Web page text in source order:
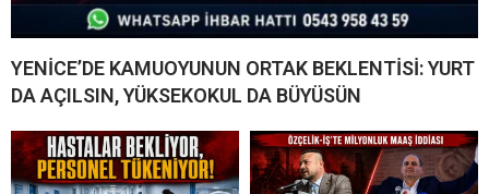
YENİCE’DE KAMUOYUNUN ORTAK BEKLENTİSİ: YURT
DA AÇILSIN, YÜKSEKOKUL DA BÜYÜSÜN